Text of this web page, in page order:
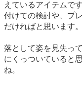
えているアイテムで
付けての検討や、プ
だければと思います。
落として姿を見失っ
にくっついていると
ね。